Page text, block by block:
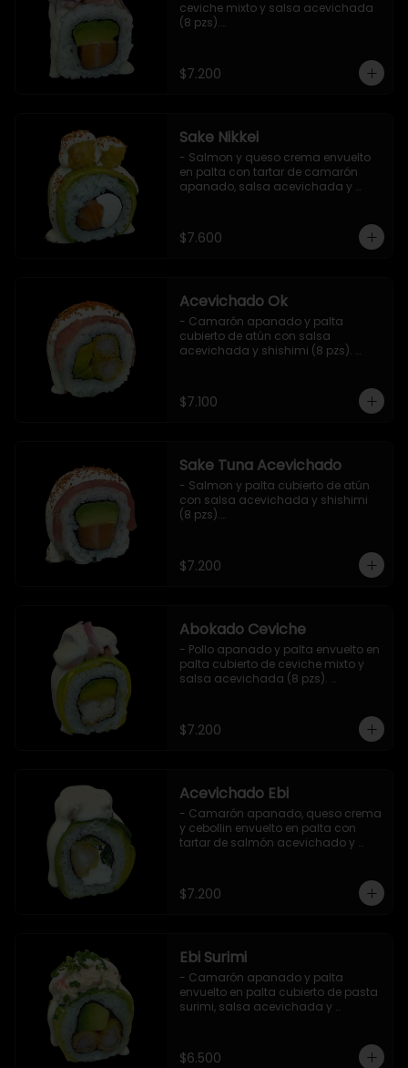
ceviche mixto y salsa acevichada
(8 pzs).
$7.200
Sake Nikkei
- Salmon y queso crema envuelto
en palta con tartar de camarón
apanado, salsa acevichada y
$7.600
Acevichado Ok
- Camarón apanado y palta
cubierto de atún con salsa
acevichada y shishimi (8 pzs).
$7.100
Sake Tuna Acevichado
- Salmon y palta cubierto de atún
con salsa acevichada y shishimi
(8 pzs).
$7.200
Abokado Ceviche
- Pollo apanado y palta envuelto en
palta cubierto de ceviche mixto y
salsa acevichada (8 pzs).
$7.200
Acevichado Ebi
- Camarón apanado, queso crema
y cebollin envuelto en palta con
tartar de salmón acevichado y
$7.200
Ebi Surimi
- Camarón apanado y palta
envuelto en palta cubierto de pasta
surimi, salsa acevichada y
$6.500